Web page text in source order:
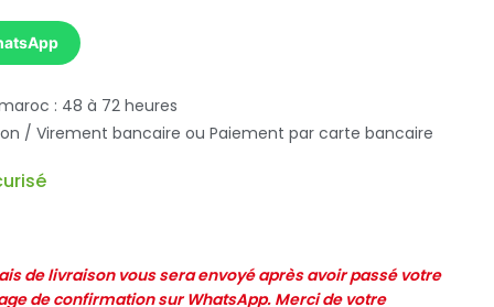
: 48 à 72 heures
/ Virement bancaire ou Paiement par carte bancaire
de livraison vous sera envoyé après avoir passé votre
de confirmation sur WhatsApp. Merci de votre